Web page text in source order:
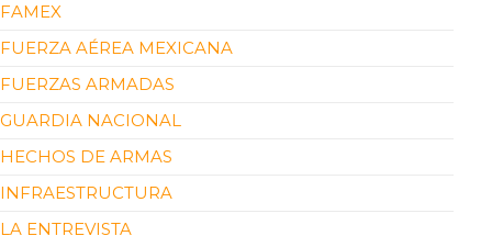
FAMEX
FUERZA AÉREA MEXICANA
FUERZAS ARMADAS
GUARDIA NACIONAL
HECHOS DE ARMAS
INFRAESTRUCTURA
LA ENTREVISTA